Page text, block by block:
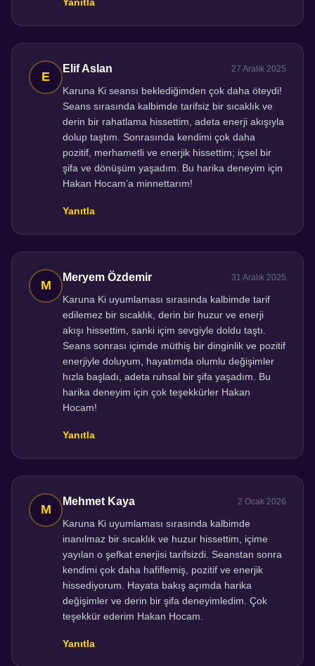
Elif Aslan 27 Aralık 2025
Karuna Ki seansı beklediğimden çok daha öteydi!
Seans sırasında kalbimde tarifsiz bir sıcaklık ve
derin bir rahatlama hissettim, adeta enerji akışıyla
dolup taştım. Sonrasında kendimi çok daha
pozitif, merhametli ve enerjik hissettim; içsel bir
şifa ve dönüşüm yaşadım. Bu harika deneyim için
Hakan Hocam’a minnettarım!
Yanıtla
Meryem Özdemir 31 Aralık 2025
Karuna Ki uyumlaması sırasında kalbimde tarif
edilemez bir sıcaklık, derin bir huzur ve enerji
akışı hissettim, sanki içim sevgiyle doldu taştı.
Seans sonrası içimde müthiş bir dinginlik ve pozitif
enerjiyle doluyum, hayatımda olumlu değişimler
hızla başladı, adeta ruhsal bir şifa yaşadım. Bu
harika deneyim için çok teşekkürler Hakan
Hocam!
Yanıtla
Mehmet Kaya 2 Ocak 2026
Karuna Ki uyumlaması sırasında kalbimde
inanılmaz bir sıcaklık ve huzur hissettim, içime
yayılan o şefkat enerjisi tarifsizdi. Seanstan sonra
kendimi çok daha hafiflemiş, pozitif ve enerjik
hissediyorum. Hayata bakış açımda harika
değişimler ve derin bir şifa deneyimledim. Çok
teşekkür ederim Hakan Hocam.
Yanıtla